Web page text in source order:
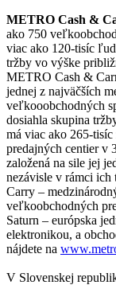
METRO Cash &
ako 750
viac ako 120-tisíc
tržby vo výške
METRO Cash &
jednej z najväčších
veľkooobchodných
dosiahla skupina
má viac ako 265-
predajných centier v
založená na sile jej
nezávisle v rámci
Carry –
veľkoobchodných
Saturn – európska
elektronikou, a
nájdete na
V Slovenskej